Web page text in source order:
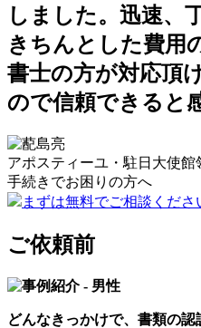
しました。迅速、
きちんとした費用
書士の方が対応頂
ので信頼できると
アポスティーユ・駐日大使館
手続きでお困りの方へ
まずは無料でご相談くださ
ご依頼前
どんなきっかけで、書類の